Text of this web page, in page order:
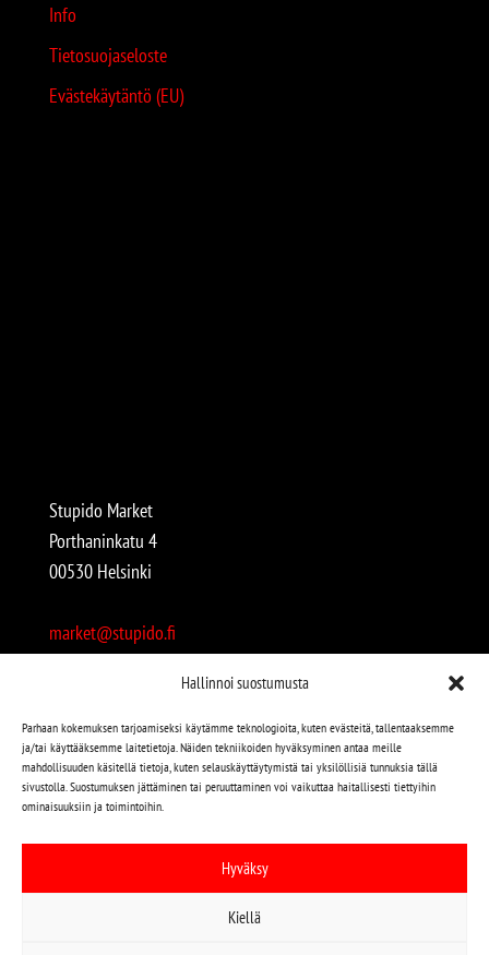
Hallinnoi suostumusta
Parhaan kokemuksen tarjoamiseksi käytämme teknologioita, kuten evästeitä, tallentaaksemme
ja/tai käyttääksemme laitetietoja. Näiden tekniikoiden hyväksyminen antaa meille
mahdollisuuden käsitellä tietoja, kuten selauskäyttäytymistä tai yksilöllisiä tunnuksia tällä
sivustolla. Suostumuksen jättäminen tai peruuttaminen voi vaikuttaa haitallisesti tiettyihin
ominaisuuksiin ja toimintoihin.
Hyväksy
Kiellä
Info
Tietosuojaseloste
Evästekäytäntö (EU)
Stupido Market
Porthaninkatu 4
00530 Helsinki
market@stupido.fi
Avoinna:
arkisin 12-18
lauantaisin 12-17
Stupido löytyy myös kivijalasta!
Stupido Marketista löydät niin uudet kuin käytetytkin
levyt, vaatteet, kirjat, korut jne jne…